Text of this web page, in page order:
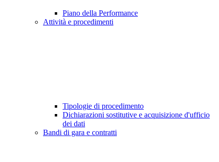
Piano della Performance
Attività e procedimenti
Tipologie di procedimento
Dichiarazioni sostitutive e acquisizione d'ufficio
dei dati
Bandi di gara e contratti